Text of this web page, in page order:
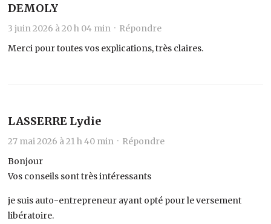
DEMOLY
3 juin 2026 à 20 h 04 min · Répondre
Merci pour toutes vos explications, très claires.
LASSERRE Lydie
27 mai 2026 à 21 h 40 min · Répondre
Bonjour
Vos conseils sont très intéressants
je suis auto-entrepreneur ayant opté pour le versement
libératoire.